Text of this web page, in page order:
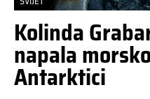
Kolinda
napala
Antarktici